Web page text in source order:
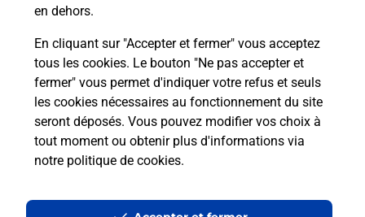
en dehors.
En cliquant sur "Accepter et fermer" vous acceptez
tous les cookies. Le bouton "Ne pas accepter et
fermer" vous permet d'indiquer votre refus et seuls
les cookies nécessaires au fonctionnement du site
seront déposés. Vous pouvez modifier vos choix à
tout moment ou obtenir plus d'informations via
notre politique de cookies.
Itinéraire
Localiser Liste Boîtes aux lettres
Aveyron
Clairvaux D Aveyron